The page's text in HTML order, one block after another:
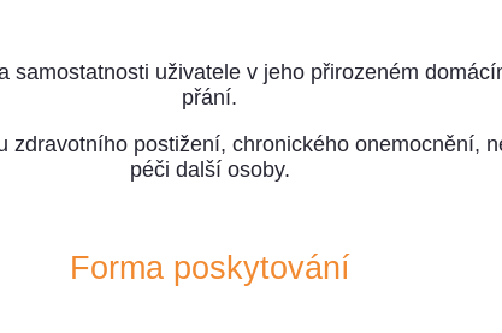
uživatele v jeho přirozeném
přání.
postižení, chronického onemocnění,
péči další osoby.
Forma poskytování